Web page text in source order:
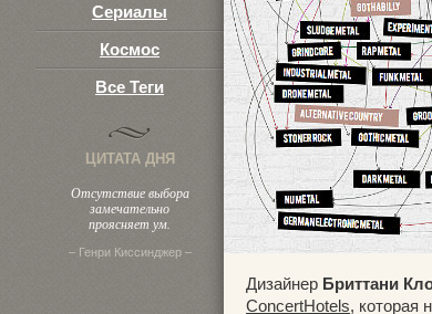
Сериалы
Космос
Все Теги
ЦИТАТА ДНЯ
Отсутствие выбора
замечательно
проясняет ум.
– Генри Киссинджер –
Дизайнер Бриттани
ConcertHotels, которая